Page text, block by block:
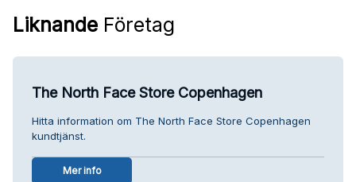
Liknande Företag
The North Face Store Copenhagen
Hitta information om The North Face Store Copenhagen
kundtjänst.
Mer info